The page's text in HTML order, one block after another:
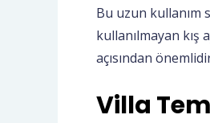
Bu uzun kullanım
kullanılmayan kış
açısından
Villa